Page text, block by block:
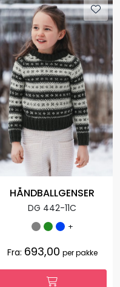
HÅNDBALLGENSER
DG 442-11C
+
Fra: 693,00 per pakke